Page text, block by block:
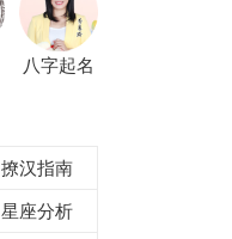
八字起名
撩汉指南
星座分析